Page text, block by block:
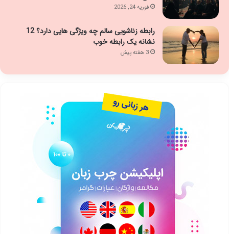
فوریه 24, 2026
رابطه زناشویی سالم چه ویژگی هایی دارد؟ 12
نشانه یک رابطه خوب
3 هفته پیش